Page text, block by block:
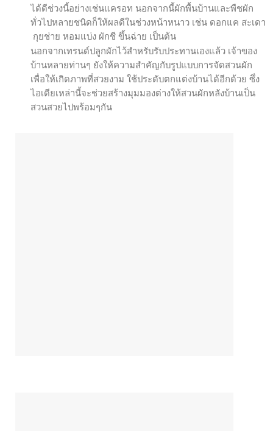
ได้ดีช่วงนี้อย่างเช่นแครอท นอกจากนี้ผักพื้นบ้านและพืชผัก
ทั่วไปหลายชนิดก็ให้ผลดีในช่วงหน้าหนาว เช่น ดอกแค สะเดา
กุยช่าย หอมแบ่ง ผักชี ขึ้นฉ่าย เป็นต้น
นอกจากเทรนด์ปลูกผักไว้สำหรับรับประทานเองแล้ว เจ้าของ
บ้านหลายท่านๆ ยังให้ความสำคัญกับรูปแบบการจัดสวนผัก
เพื่อให้เกิดภาพที่สวยงาม ใช้ประดับตกแต่งบ้านได้อีกด้วย ซึ่ง
ไอเดียเหล่านี้จะช่วยสร้างมุมมองต่างให้สวนผักหลังบ้านเป็น
สวนสวยไปพร้อมๆกัน